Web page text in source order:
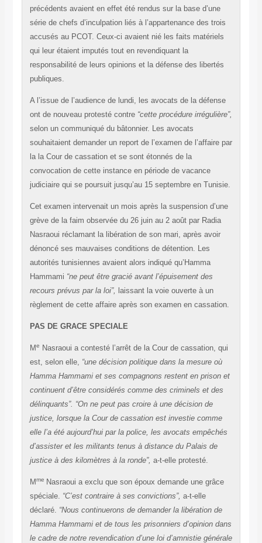
précédents avaient en effet été rendus sur la base d’une
série de chefs d’inculpation liés à l’appartenance des trois
accusés au PCOT. Ceux-ci avaient nié les faits matériels
qui leur étaient imputés tout en revendiquant la
responsabilité de leurs opinions et la défense des libertés
publiques.
A l’issue de l’audience de lundi, les avocats de la défense
ont de nouveau protesté contre “cette procédure irrégulière”,
selon un communiqué du bâtonnier. Les avocats
souhaitaient demander un report de l’examen de l’affaire par
la la Cour de cassation et se sont étonnés de la
convocation de cette instance en période de vacance
judiciaire qui se poursuit jusqu’au 15 septembre en Tunisie.
Cet examen intervenait un mois après la suspension d’une
grève de la faim observée du 26 juin au 2 août par Radia
Nasraoui réclamant la libération de son mari, après avoir
dénoncé ses mauvaises conditions de détention. Les
autorités tunisiennes avaient alors indiqué qu’Hamma
Hammami “ne peut être gracié avant l’épuisement des
recours prévus par la loi”, laissant la voie ouverte à un
règlement de cette affaire après son examen en cassation.
PAS DE GRACE SPECIALE
Me
Nasraoui a contesté l’arrêt de la Cour de cassation, qui
est, selon elle, “une décision politique dans la mesure où
Hamma Hammami et ses compagnons restent en prison et
continuent d’être considérés comme des criminels et des
délinquants”. “On ne peut pas croire à une décision de
justice, lorsque la Cour de cassation est investie comme
elle l’a été aujourd’hui par la police, les avocats empêchés
d’assister et les militants tenus à distance du Palais de
justice à des kilomètres à la ronde”, a-t-elle protesté.
Mme Nasraoui a exclu que son époux demande une grâce
spéciale. “C’est contraire à ses convictions”, a-t-elle
déclaré. “Nous continuerons de demander la libération de
Hamma Hammami et de tous les prisonniers d’opinion dans
le cadre de notre revendication d’une loi d’amnistie générale